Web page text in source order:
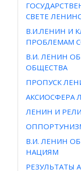
СВЕТЕ
В.И.ЛЕНИН И
ПРОБЛЕМАМ
В.И. ЛЕНИН
ОБЩЕСТВА
ПРОПУСК
АКСИОСФЕРА
ЛЕНИН И
В.И. ЛЕНИН
НАЦИЯМ
РЕЗУЛЬТАТЫ